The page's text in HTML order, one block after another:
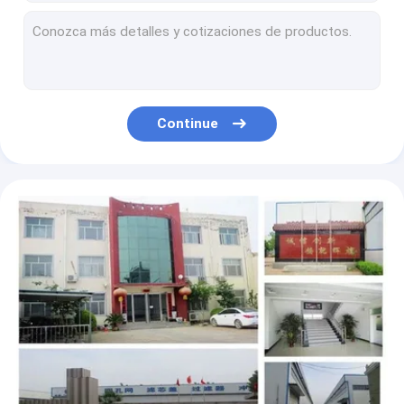
HEPA tomados partido dobro filtram a espessura de papel de 0.38-0.55mm para o filtro da ATAC
Material não tecido do polipropileno do nível do papel de filtro H12 de um Hepa de 0,3 mícrons
99,8% polegada do papel de filtro 25*25*4 da fibra de vidro para o filtro de ar da turbina de gás
99,8% papel de filtro de HEPA, fibras sintéticas papel de filtro de 50 mícrons
as máquinas automotivos da fabricação do filtro de 32-1100mm automatizaram
Continue